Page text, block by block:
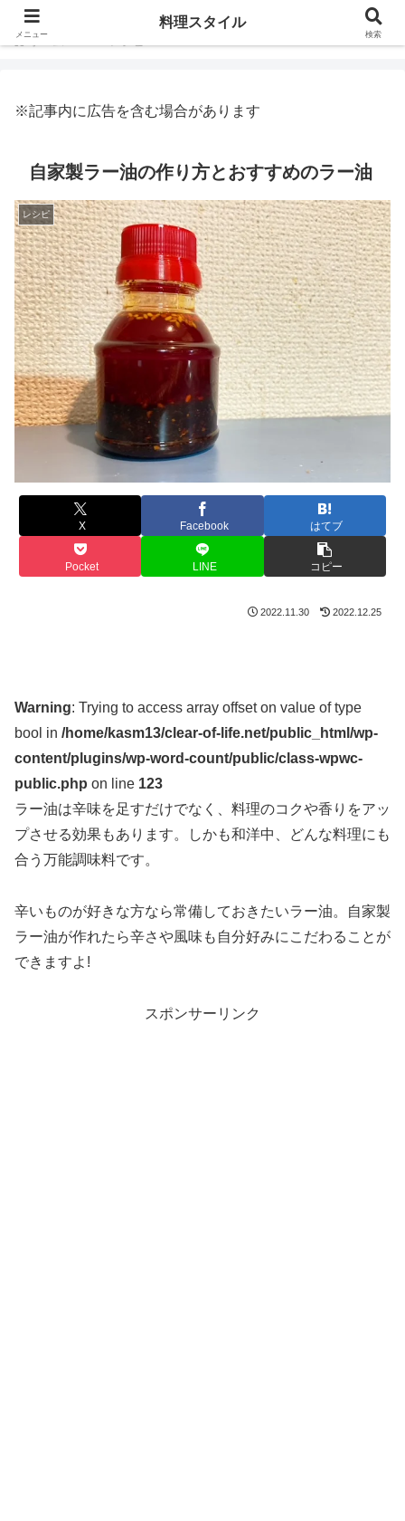
ホーム
※記事内に広告を含む場合があります
自家製ラー油の作り方とおすすめのラー油
レシピ
X Facebook はてブ
Pocket LINE コピー
2022.11.30 2022.12.25
Warning: Trying to access array offset on value of type
bool in /home/kasm13/clear-of-life.net/public_html/wp-
content/plugins/wp-word-count/public/class-wpwc-
public.php on line 123
ラー油は辛味を足すだけでなく、料理のコクや香りをアッ
プさせる効果もあります。しかも和洋中、どんな料理にも
合う万能調味料です。
辛いものが好きな方なら常備しておきたいラー油。自家製
ラー油が作れたら辛さや風味も自分好みにこだわることが
できますよ!
スポンサーリンク
メニュー
料理スタイル
検索